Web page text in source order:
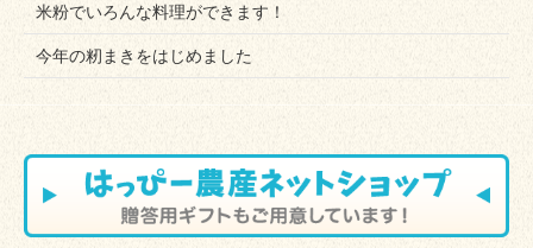
米粉でいろんな料理ができます！
今年の籾まきをはじめました